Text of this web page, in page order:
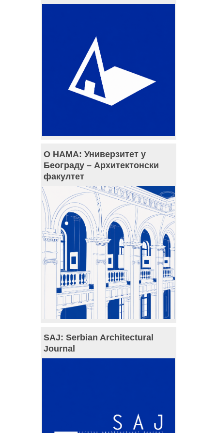
О НАМА: Универзитет у
Београду – Архитектонски
факултет
SAJ: Serbian Architectural
Journal